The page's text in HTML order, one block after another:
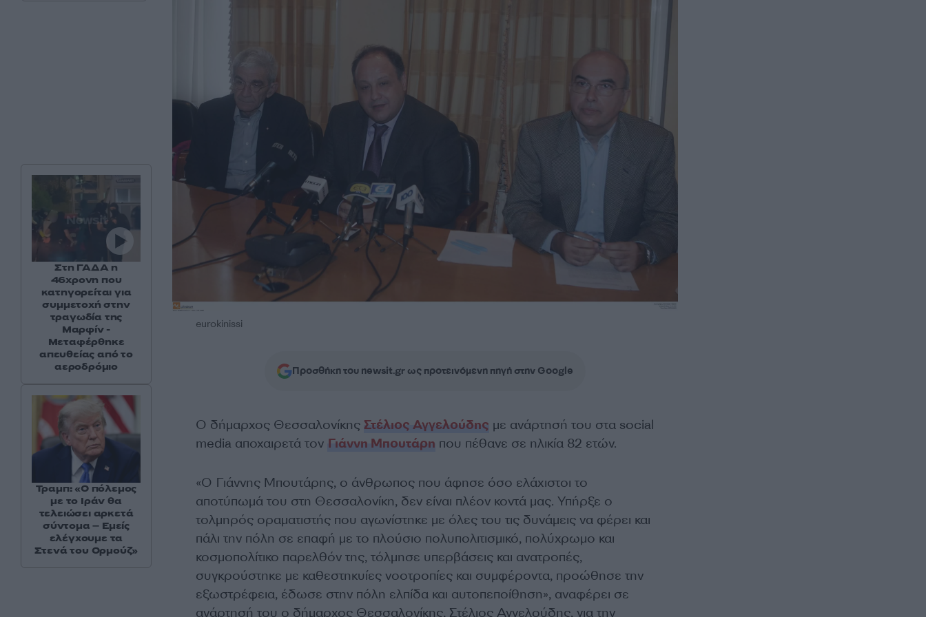
eurokinissi
Προσθήκη του newsit.gr ως προτεινόμενη πηγή στην Google
Ο δήμαρχος Θεσσαλονίκης Στέλιος Αγγελούδης με ανάρτησή του στα social
media αποχαιρετά τον Γιάννη Μπουτάρη που πέθανε σε ηλικία 82 ετών.
«Ο Γιάννης Μπουτάρης, ο άνθρωπος που άφησε όσο ελάχιστοι το
αποτύπωμά του στη Θεσσαλονίκη, δεν είναι πλέον κοντά μας. Υπήρξε ο
τολμηρός οραματιστής που αγωνίστηκε με όλες του τις δυνάμεις να φέρει και
πάλι την πόλη σε επαφή με το πλούσιο πολυπολιτισμικό, πολύχρωμο και
κοσμοπολίτικο παρελθόν της, τόλμησε υπερβάσεις και ανατροπές,
συγκρούστηκε με καθεστηκυίες νοοτροπίες και συμφέροντα, προώθησε την
εξωστρέφεια, έδωσε στην πόλη ελπίδα και αυτοπεποίθηση», αναφέρει σε
ανάρτησή του ο δήμαρχος Θεσσαλονίκης, Στέλιος Αγγελούδης, για την
Στη ΓΑΔΑ η
46χρονη που
κατηγορείται για
συμμετοχή στην
τραγωδία της
Μαρφίν -
Μεταφέρθηκε
απευθείας από το
αεροδρόμιο
Τραμπ: «Ο πόλεμος
με το Ιράν θα
τελειώσει αρκετά
σύντομα – Εμείς
ελέγχουμε τα
Στενά του Ορμούζ»